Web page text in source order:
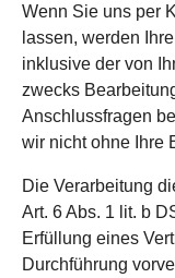
Wenn Sie uns per
lassen, werden
inklusive der von
zwecks
Anschlussfragen
wir nicht ohne Ihre
Die Verarbeitung
Art. 6 Abs. 1 lit. b
Erfüllung eines
Durchführung